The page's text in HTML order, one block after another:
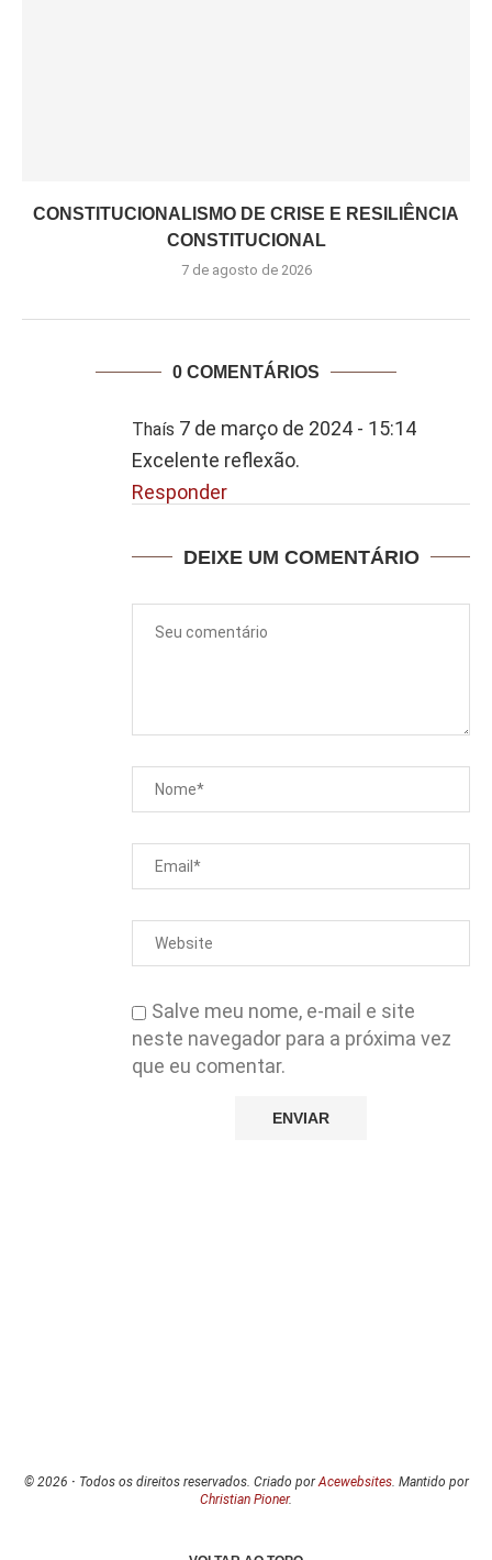
CONSTITUCIONALISMO DE CRISE E RESILIÊNCIA
CONSTITUCIONAL
7 de agosto de 2026
0 COMENTÁRIOS
Thaís 7 de março de 2024 - 15:14
Excelente reflexão.
Responder
DEIXE UM COMENTÁRIO
Salve meu nome, e-mail e site
neste navegador para a próxima vez
que eu comentar.
© 2026 · Todos os direitos reservados. Criado porAcewebsites. Mantido por
Christian Pioner.